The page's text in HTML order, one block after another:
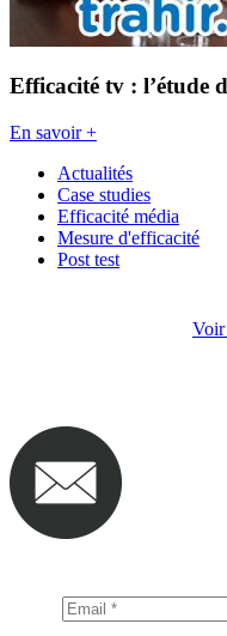
Efficacité tv : l’étude
En savoir +
Actualités
Case studies
Efficacité média
Mesure d'efficacité
Post test
Voir